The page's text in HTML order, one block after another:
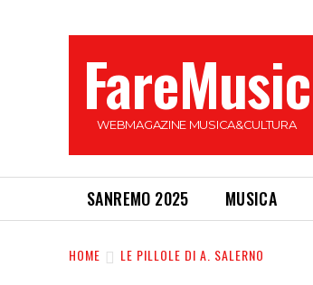
FareMusic
WEBMAGAZINE MUSICA&CULTURA
SANREMO 2025 MUSICA
HOME LE PILLOLE DI A. SALERNO